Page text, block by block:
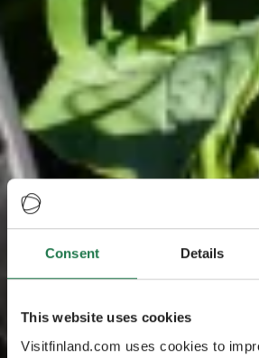
Consent Details
This website uses cookies
Visitfinland.com uses cookies to